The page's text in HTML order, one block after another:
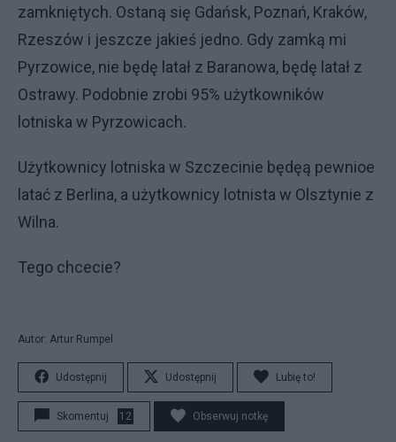
zamkniętych. Ostaną się Gdańsk, Poznań, Kraków,
Rzeszów i jeszcze jakieś jedno. Gdy zamką mi
Pyrzowice, nie będę latał z Baranowa, będę latał z
Ostrawy. Podobnie zrobi 95% użytkowników
lotniska w Pyrzowicach.
Użytkownicy lotniska w Szczecinie będęą pewnioe
latać z Berlina, a użytkownicy lotnista w Olsztynie z
Wilna.
Tego chcecie?
Autor: Artur Rumpel
Udostępnij Udostępnij Lubię to!
Skomentuj 12 Obserwuj notkę